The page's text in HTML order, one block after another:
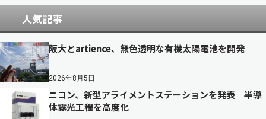
人気記事
阪大とartience、無色透明な有機太陽電池を開発
2026年8月5日
ニコン、新型アライメントステーションを発表 半導
体露光工程を高度化